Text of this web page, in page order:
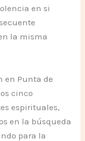
en si
la misma
en Punta de
cinco
espirituales,
en la búsqueda
para la